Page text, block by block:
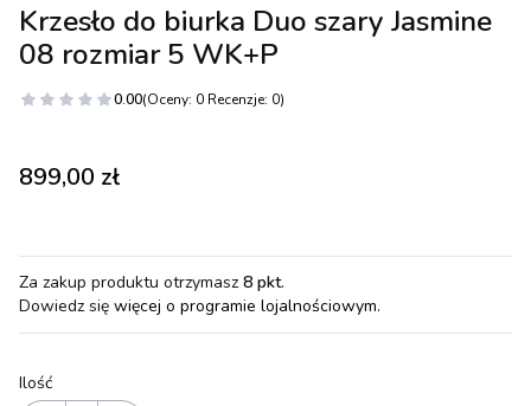
Krzesło do biurka Duo szary Jasmine
08 rozmiar 5 WK+P
0.00(Oceny: 0 Recenzje: 0)
Cena
899,00 zł
Za zakup produktu otrzymasz 8 pkt.
Dowiedz się więcej o programie lojalnościowym.
Ilość